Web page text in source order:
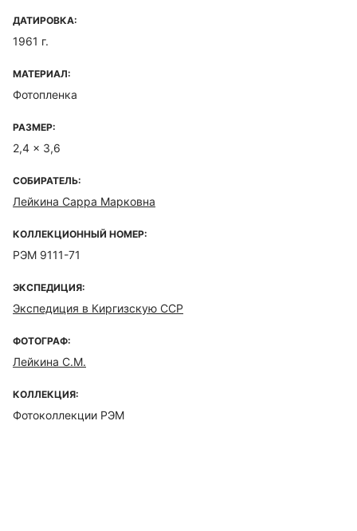
ДАТИРОВКА:
1961 г.
МАТЕРИАЛ:
Фотопленка
РАЗМЕР:
2,4 x 3,6
СОБИРАТЕЛЬ:
Лейкина Сарра Марковна
КОЛЛЕКЦИОННЫЙ НОМЕР:
РЭМ 9111-71
ЭКСПЕДИЦИЯ:
Экспедиция в Киргизскую ССР
ФОТОГРАФ:
Лейкина С.М.
КОЛЛЕКЦИЯ:
Фотоколлекции РЭМ